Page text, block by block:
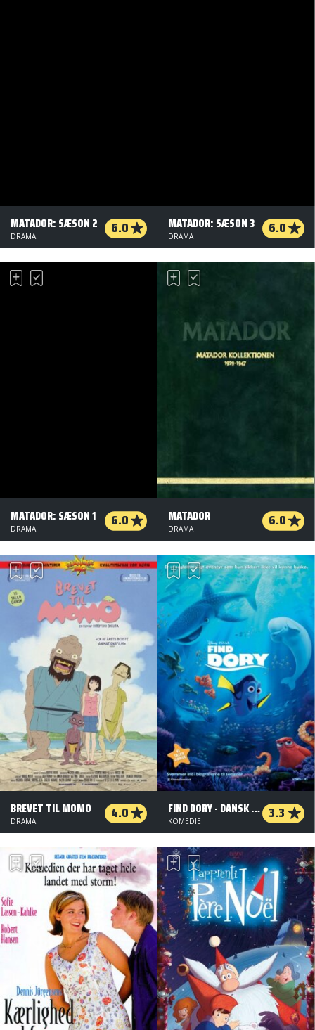
MATADOR: SÆSON 2 6.0
DRAMA
MATADOR: SÆSON 3 6.0
DRAMA
MATADOR: SÆSON 1 6.0
DRAMA
MATADOR 6.0
DRAMA
BREVET TIL MOMO 4.0
DRAMA
FIND DORY - DANSK TALE - 3 D 3.3
KOMEDIE